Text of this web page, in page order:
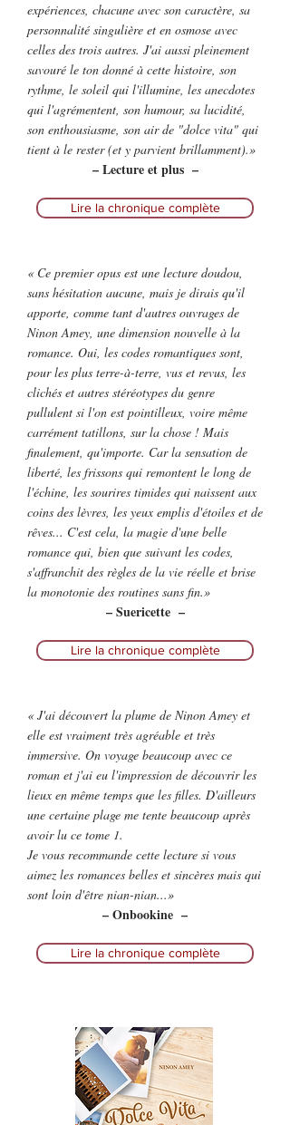
expériences, chacune avec son caractère, sa
personnalité singulière et en osmose avec
celles des trois autres. J'ai aussi pleinement
savouré le ton donné à cette histoire, son
rythme, le soleil qui l'illumine, les anecdotes
qui l'agrémentent, son humour, sa lucidité,
son enthousiasme, son air de "dolce vita" qui
tient à le rester (et y parvient brillamment).»
– Lecture et plus –
Lire la chronique complète
« Ce premier opus est une lecture doudou,
sans hésitation aucune, mais je dirais qu'il
apporte, comme tant d'autres ouvrages de
Ninon Amey, une dimension nouvelle à la
romance. Oui, les codes romantiques sont,
pour les plus terre-à-terre, vus et revus, les
clichés et autres stéréotypes du genre
pullulent si l'on est pointilleux, voire même
carrément tatillons, sur la chose ! Mais
finalement, qu'importe. Car la sensation de
liberté, les frissons qui remontent le long de
l'échine, les sourires timides qui naissent aux
coins des lèvres, les yeux emplis d'étoiles et de
rêves... C'est cela, la magie d'une belle
romance qui, bien que suivant les codes,
s'affranchit des règles de la vie réelle et brise
la monotonie des routines sans fin.»
– Suericette –
Lire la chronique complète
« J'ai découvert la plume de Ninon Amey et
elle est vraiment très agréable et très
immersive. On voyage beaucoup avec ce
roman et j'ai eu l'impression de découvrir les
lieux en même temps que les filles. D'ailleurs
une certaine plage me tente beaucoup après
avoir lu ce tome 1.
Je vous recommande cette lecture si vous
aimez les romances belles et sincères mais qui
sont loin d'être nian-nian...»
– Onbookine –
Lire la chronique complète